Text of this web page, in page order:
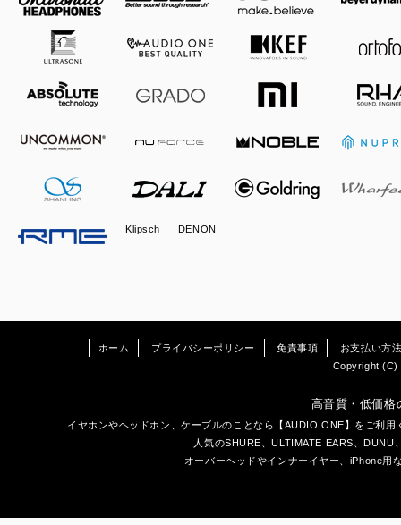
Klipsch DENON
ホーム プライバシーポリシー 免責事項
お支払い方
Copyright (C)
高音質・低価格
イヤホンやヘッドホン
、ケーブルのことなら【AUDIO ONE】をご利
人気のSHURE、ULTIMATE EARS、DUNU
オーバーヘッドやインナーイヤー、iPhone用